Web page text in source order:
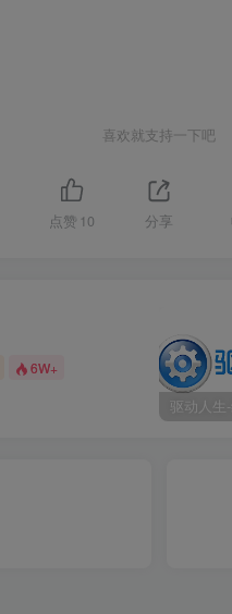
喜欢就支持一下吧
点赞 10 分享
6W+